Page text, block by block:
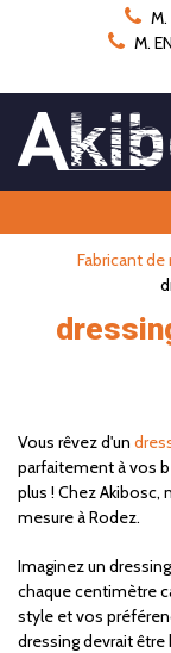
M.
Fabricant
Vous rêvez d'un
parfaitement à vos
plus ! Chez
mesure à Rodez.
Imaginez un
chaque centimètre
style et vos
dressing devrait
Panneau de gestion